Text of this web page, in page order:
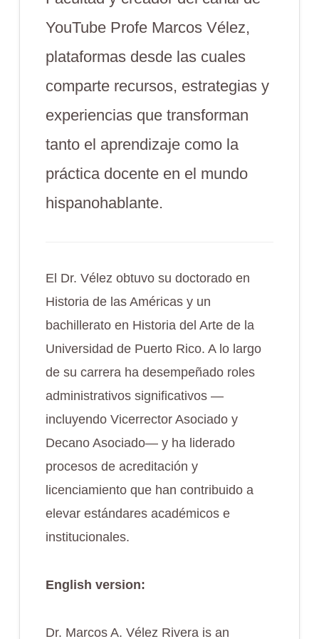
YouTube Profe Marcos Vélez,
plataformas desde las cuales
comparte recursos, estrategias y
experiencias que transforman
tanto el aprendizaje como la
práctica docente en el mundo
hispanohablante.
El Dr. Vélez obtuvo su doctorado en
Historia de las Américas y un
bachillerato en Historia del Arte de la
Universidad de Puerto Rico. A lo largo
de su carrera ha desempeñado roles
administrativos significativos —
incluyendo Vicerrector Asociado y
Decano Asociado— y ha liderado
procesos de acreditación y
licenciamiento que han contribuido a
elevar estándares académicos e
institucionales.
English version:
Dr. Marcos A. Vélez Rivera is an